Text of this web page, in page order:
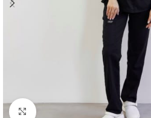
Click to enlarge